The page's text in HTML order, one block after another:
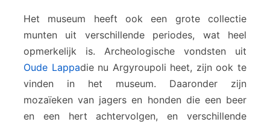
Het museum heeft ook een grote collectie
munten uit verschillende periodes, wat heel
opmerkelijk is. Archeologische vondsten uit
Oude Lappadie nu Argyroupoli heet, zijn ook te
vinden in het museum. Daaronder zijn
mozaïeken van jagers en honden die een beer
en een hert achtervolgen, en verschillende